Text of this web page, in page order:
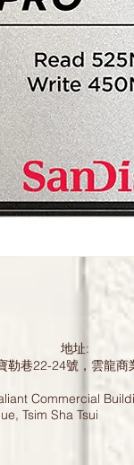
地址:
勒巷22-24號，雲龍
Commercial
Tsim Sha Tsui